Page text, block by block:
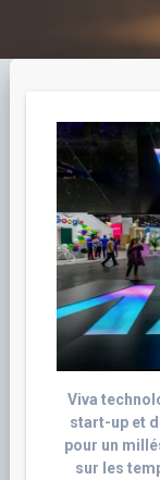
Viva
start-up et
pour un
sur les